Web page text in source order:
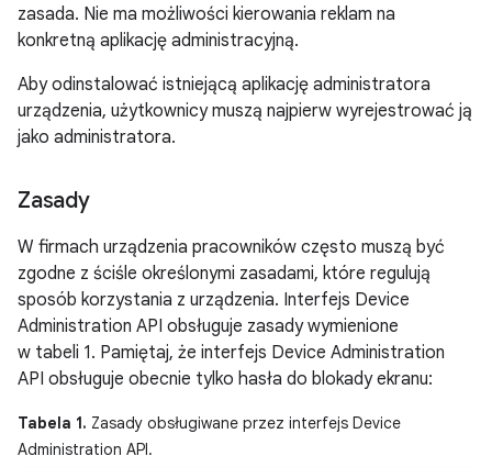
zasada. Nie ma możliwości kierowania reklam na
konkretną aplikację administracyjną.
Aby odinstalować istniejącą aplikację administratora
urządzenia, użytkownicy muszą najpierw wyrejestrować ją
jako administratora.
Zasady
W firmach urządzenia pracowników często muszą być
zgodne z ściśle określonymi zasadami, które regulują
sposób korzystania z urządzenia. Interfejs Device
Administration API obsługuje zasady wymienione
w tabeli 1. Pamiętaj, że interfejs Device Administration
API obsługuje obecnie tylko hasła do blokady ekranu:
Tabela 1. Zasady obsługiwane przez interfejs Device
Administration API.